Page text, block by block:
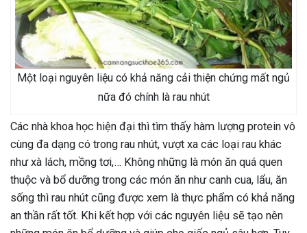
Một loại nguyên liệu có khả năng cải thiện chứng mất ngủ
nữa đó chính là rau nhút
Các nhà khoa học hiện đại thì tìm thấy hàm lượng protein vô
cùng đa dạng có trong rau nhút, vượt xa các loại rau khác
như xà lách, mồng tơi,… Không những là món ăn quá quen
thuộc và bổ dưỡng trong các món ăn như canh cua, lẩu, ăn
sống thì rau nhút cũng được xem là thực phẩm có khả năng
an thần rất tốt. Khi kết hợp với các nguyên liệu sẽ tạo nên